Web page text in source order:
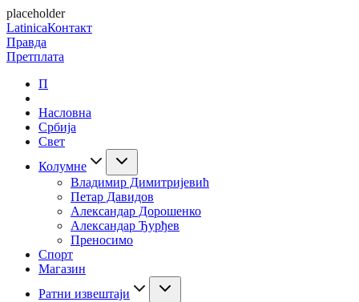
placeholder
LatinicaКонтакт
Правда
Претплата
П
Насловна
Србија
Свет
Колумне
Владимир Димитријевић
Петар Давидов
Александар Дорошенко
Александар Ђурђев
Преносимо
Спорт
Магазин
Ратни извештаји